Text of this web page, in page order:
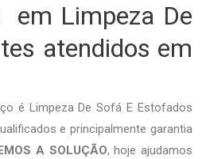
em Limpeza De
atendidos em
é Limpeza De Sofá E Estofados
e principalmente garantia
A SOLUÇÃO, hoje ajudamos